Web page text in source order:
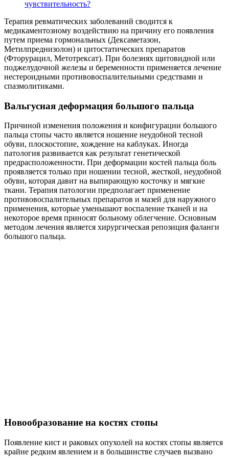
чувствительность?
Терапия ревматических заболеваний сводится к
медикаментозному воздействию на причину его появления
путем приема гормональных (Дексаметазон,
Метилпреднизолон) и цитостатических препаратов
(Фторурацил, Метотрексат). При болезнях щитовидной или
поджелудочной железы и беременности применяется лечение
нестероидными противовоспалительными средствами и
спазмолитиками.
Вальгусная деформация большого пальца
Причиной изменения положения и конфигурации большого
пальца стопы часто является ношение неудобной тесной
обуви, плоскостопие, хождение на каблуках. Иногда
патология развивается как результат генетической
предрасположенности. При деформации костей пальца боль
проявляется только при ношении тесной, жесткой, неудобной
обуви, которая давит на выпирающую косточку и мягкие
ткани. Терапия патологии предполагает применение
противовоспалительных препаратов и мазей для наружного
применения, которые уменьшают воспаление тканей и на
некоторое время приносят больному облегчение. Основным
методом лечения является хирургическая репозиция фаланги
большого пальца.
Новообразование на костях стопы
Появление кист и раковых опухолей на костях стопы является
крайне редким явлением и в большинстве случаев вызвано